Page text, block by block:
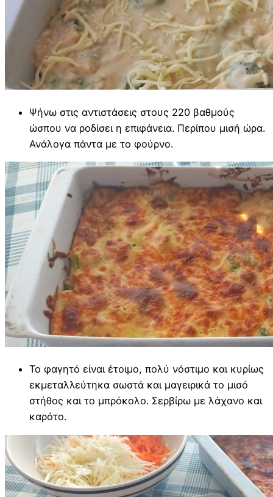
Ψήνω στις αντιστάσεις στους 220 βαθμούς
ώσπου να ροδίσει η επιφάνεια. Περίπου μισή ώρα.
Ανάλογα πάντα με το φούρνο.
Το φαγητό είναι έτοιμο, πολύ νόστιμο και κυρίως
εκμεταλλεύτηκα σωστά και μαγειρικά το μισό
στήθος και το μπρόκολο. Σερβίρω με λάχανο και
καρότο.